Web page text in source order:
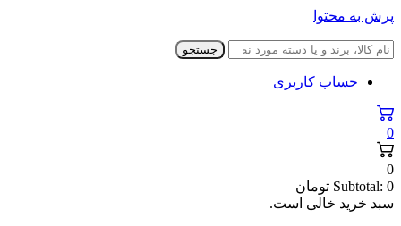
پرش به محتوا
جستجو
حساب کاربری
0
0
Subtotal: 0
تومان
سبد خرید خالی است.